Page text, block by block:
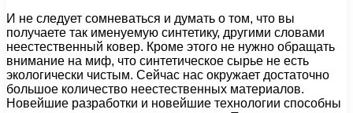
И не следует сомневаться и думать о том, что вы
получаете так именуемую синтетику, другими словами
неестественный ковер. Кроме этого не нужно обращать
внимание на миф, что синтетическое сырье не есть
экологически чистым. Сейчас нас окружает достаточно
большое количество неестественных материалов.
Новейшие разработки и новейшие технологии способны